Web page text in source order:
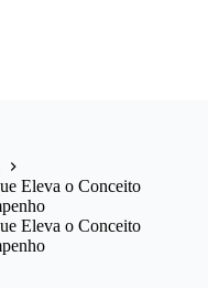
Eleva o Conceito
Eleva o Conceito